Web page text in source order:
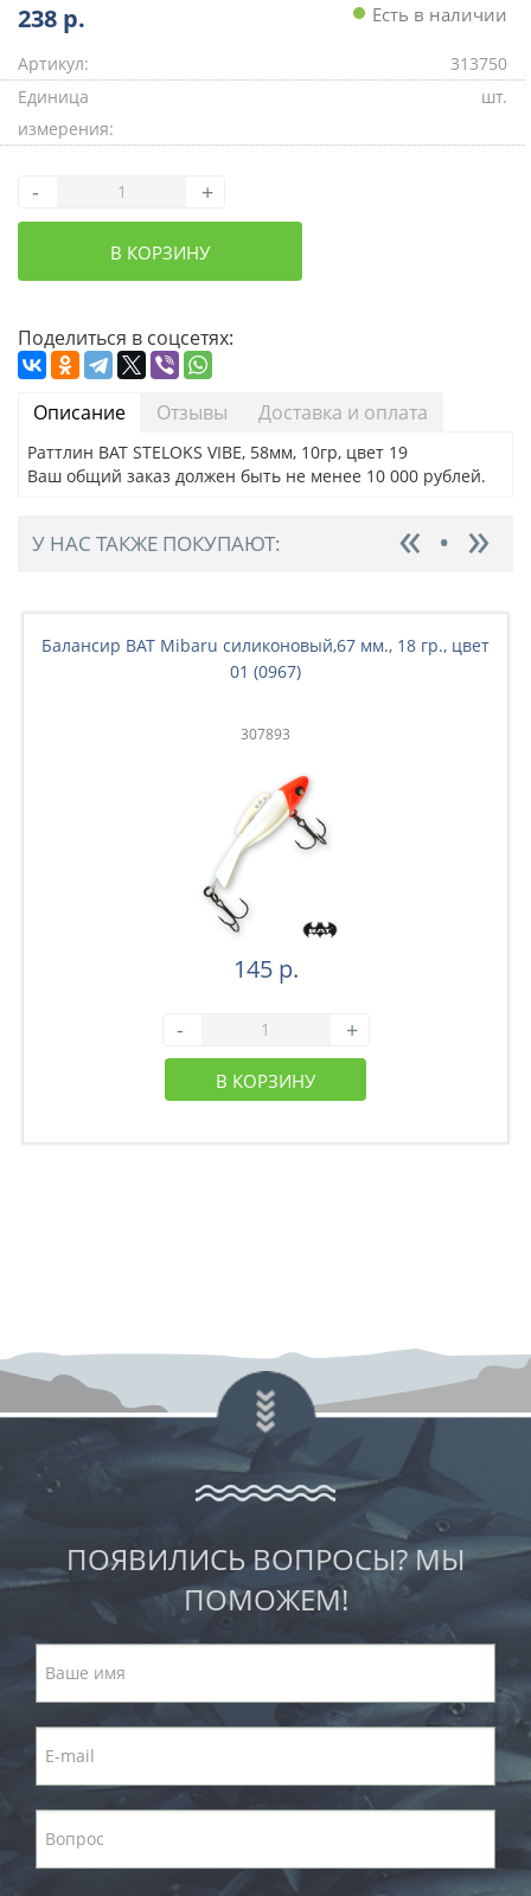
238 р. Есть в наличии
Артикул:
313750
Единица
измерения:
шт.
- +
В КОРЗИНУ
Поделиться в соцсетях:
Описание Отзывы Доставка и оплата
Раттлин BAT STELOKS VIBE, 58мм, 10гр, цвет 19
Ваш общий заказ должен быть не менее 10 000 рублей.
У НАС ТАКЖЕ ПОКУПАЮТ:
Балансир BAT Mibaru силиконовый,67 мм., 18 гр., цвет
01 (0967)
307893
145 р.
- +
В КОРЗИНУ
ПОЯВИЛИСЬ ВОПРОСЫ? МЫ
ПОМОЖЕМ!